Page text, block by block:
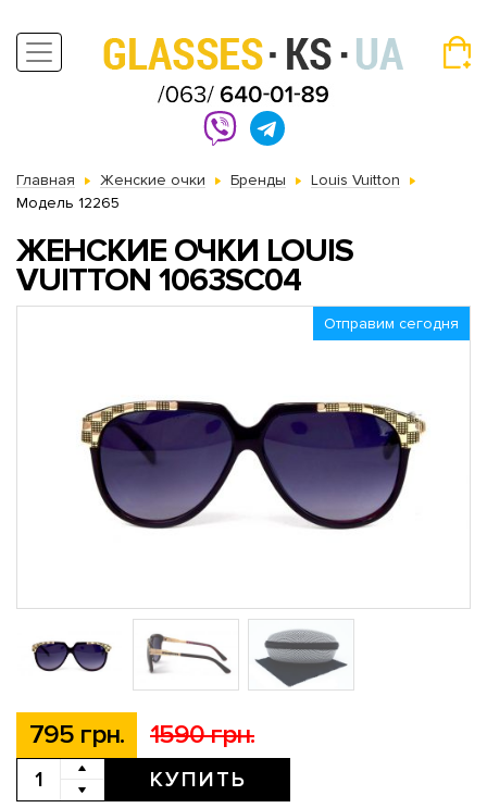
Главная Женские очки Бренды
Louis Vuitton
Модель 12265
ЖЕНСКИЕ ОЧКИ LOUIS
VUITTON 1063SC04
Отправим сегодня
795 грн. 1590 грн.
КУПИТЬ